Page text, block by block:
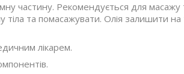
частину. Рекомендується для
тіла та помасажувати. Олія залишити на
лікарем.